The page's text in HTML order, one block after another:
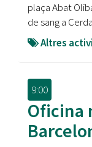
plaça Abat
de sang a
Altres
9:00
Oficina